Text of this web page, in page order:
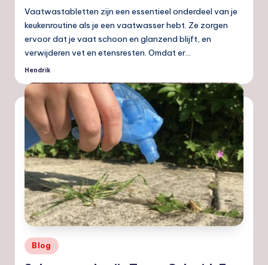
Vaatwastabletten zijn een essentieel onderdeel van je
keukenroutine als je een vaatwasser hebt. Ze zorgen
ervoor dat je vaat schoon en glanzend blijft, en
verwijderen vet en etensresten. Omdat er…
Geplaatst
Hendrik
Geplaatst
in
Blog